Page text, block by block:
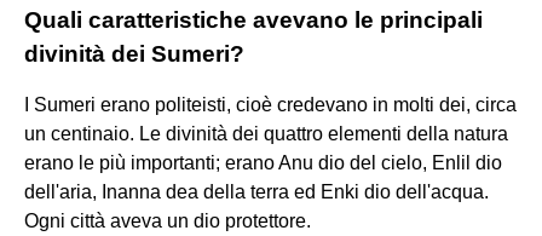
Quali caratteristiche avevano le principali
divinità dei Sumeri?
I Sumeri erano politeisti, cioè credevano in molti dei, circa
un centinaio. Le divinità dei quattro elementi della natura
erano le più importanti; erano Anu dio del cielo, Enlil dio
dell'aria, Inanna dea della terra ed Enki dio dell'acqua.
Ogni città aveva un dio protettore.